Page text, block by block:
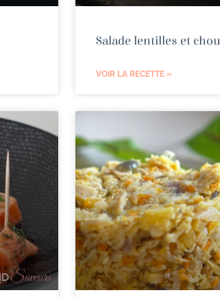
Salade lentilles et chou
VOIR LA RECETTE »